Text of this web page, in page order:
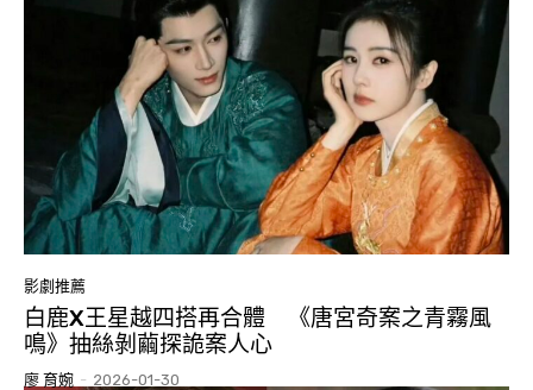
影劇推薦
白鹿X王星越四搭再合體 《唐宮奇案之青霧風
鳴》抽絲剝繭探詭案人心
廖 育婉 - 2026-01-30